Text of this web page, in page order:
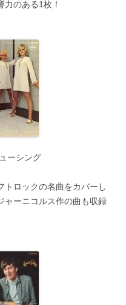
のある1枚！
ーシング
トロックの名曲をカバーし
ャーニコルス作の曲も収録